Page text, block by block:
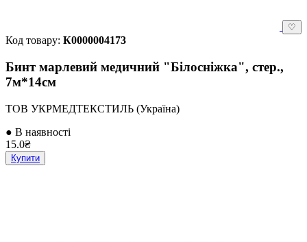
♡
Код товару: К0000004173
Бинт марлевий медичний "Білосніжка", стер.,
7м*14см
ТОВ УКРМЕДТЕКСТИЛЬ (Україна)
● В наявності
15.0₴
Купити